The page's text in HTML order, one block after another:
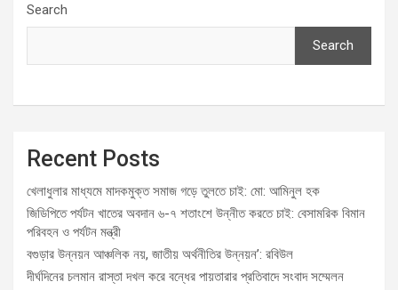
Search
Search
Recent Posts
খেলাধুলার মাধ্যমে মাদকমুক্ত সমাজ গড়ে তুলতে চাই: মো: আমিনুল হক
জিডিপিতে পর্যটন খাতের অবদান ৬-৭ শতাংশে উন্নীত করতে চাই: বেসামরিক বিমান
পরিবহন ও পর্যটন মন্ত্রী
বগুড়ার উন্নয়ন আঞ্চলিক নয়, জাতীয় অর্থনীতির উন্নয়ন’: রবিউল
দীর্ঘদিনের চলমান রাস্তা দখল করে বন্ধের পায়তারার প্রতিবাদে সংবাদ সম্মেলন